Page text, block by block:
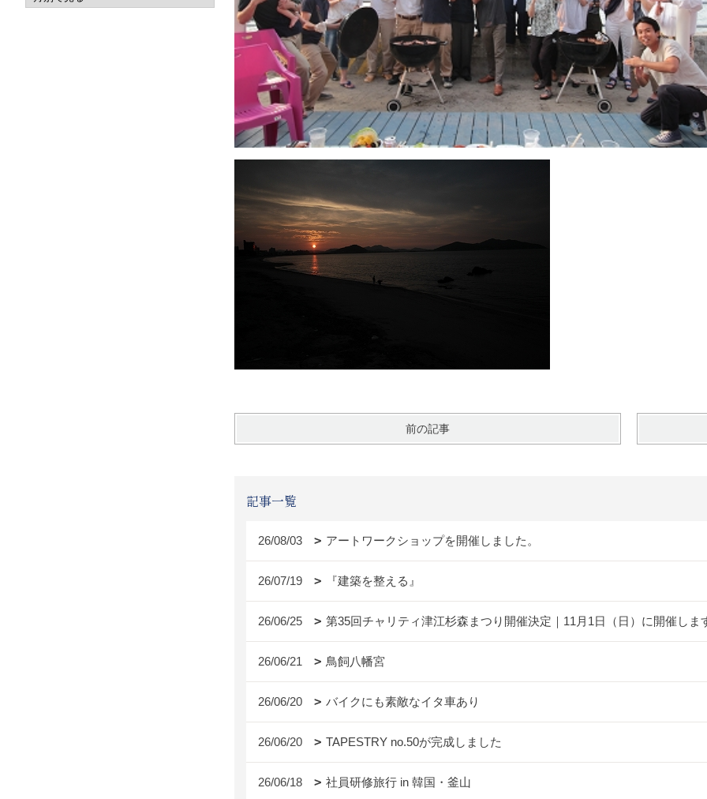
前の記事
記事一覧
26/08/03 アートワークショップを開催しました。
26/07/19 『建築を整える』
26/06/25 第35回チャリティ津江杉森まつり開催決定｜11月1日（日）に開催しま
26/06/21 鳥飼八幡宮
26/06/20 バイクにも素敵なイタ車あり
26/06/20 TAPESTRY no.50が完成しました
26/06/18 社員研修旅行 in 韓国・釜山